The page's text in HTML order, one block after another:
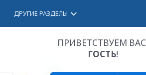
ДРУГИЕ РАЗДЕЛЫ keyboard_arrow_down
ПРИВЕТСТВУЕМ ВАС
ГОСТЬ!